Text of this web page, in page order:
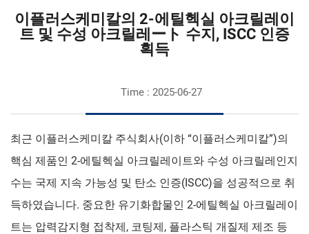
이플러스케미칼의 2-에틸헥실 아크릴레이
트 및 수성 아크릴레ート 수지, ISCC 인증
획득
Time : 2025-06-27
최근 이플러스케미칼 주식회사(이하 “이플러스케미칼”)의
핵심 제품인 2-에틸헥실 아크릴레이트와 수성 아크릴레인지
수는 국제 지속 가능성 및 탄소 인증(ISCC)을 성공적으로 취
득하였습니다. 중요한 유기화합물인 2-에틸헥실 아크릴레이
트는 압력감지형 접착제, 코팅제, 플라스틱 개질제 제조 등